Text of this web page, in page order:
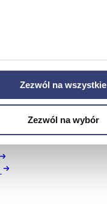
Zezwól na wszystkie
Zezwól na wybór